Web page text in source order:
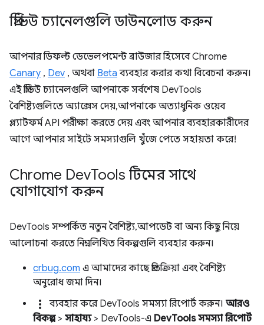
প্রিভিউ চ্যানেলগুলি ডাউনলোড করুন
আপনার ডিফল্ট ডেভেলপমেন্ট ব্রাউজার হিসেবে Chrome
Canary , Dev , অথবা Beta ব্যবহার করার কথা বিবেচনা করুন।
এই প্রিভিউ চ্যানেলগুলি আপনাকে সর্বশেষ DevTools
বৈশিষ্ট্যগুলিতে অ্যাক্সেস দেয়, আপনাকে অত্যাধুনিক ওয়েব
প্ল্যাটফর্ম API পরীক্ষা করতে দেয় এবং আপনার ব্যবহারকারীদের
আগে আপনার সাইটে সমস্যাগুলি খুঁজে পেতে সহায়তা করে!
Chrome DevTools টিমের সাথে
যোগাযোগ করুন
DevTools সম্পর্কিত নতুন বৈশিষ্ট্য, আপডেট বা অন্য কিছু নিয়ে
আলোচনা করতে নিম্নলিখিত বিকল্পগুলি ব্যবহার করুন।
crbug.com এ আমাদের কাছে প্রতিক্রিয়া এবং বৈশিষ্ট্য
অনুরোধ জমা দিন।
more_vert ব্যবহার করে DevTools সমস্যা রিপোর্ট করুন। আরও
বিকল্প> সাহায্য> DevTools-এ DevTools সমস্যা রিপোর্ট